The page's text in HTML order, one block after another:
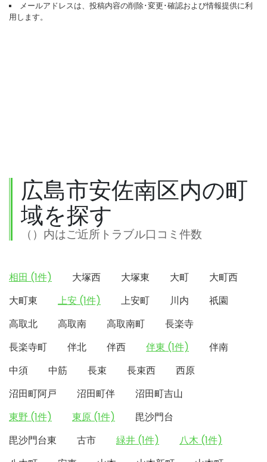
メールアドレスは、投稿内容の削除･変更･確認および情報提供に利
用します。
広島市安佐南区内の町
域を探す
（）内はご近所トラブル口コミ件数
相田 (1件) 大塚西 大塚東 大町
大町西
大町東
上安 (1件) 上安町 川内
祇園
高取北
高取南 高取南町
長楽寺
長楽寺町
伴北 伴西 伴東 (1件)
伴南
中須
中筋 長束 長束西
西原
沼田町阿戸
沼田町伴
沼田町吉山
東野 (1件)
東原 (1件)
毘沙門台
毘沙門台東
古市 緑井 (1件)
八木 (1件)